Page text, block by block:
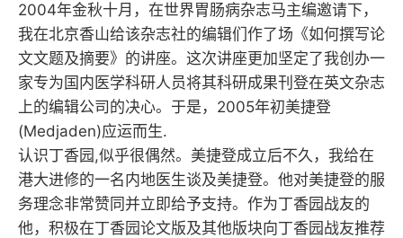
2004年金秋十月，在世界胃肠病杂志马主编邀请下，
我在北京香山给该杂志社的编辑们作了场《如何撰写论
文文题及摘要》的讲座。这次讲座更加坚定了我创办一
家专为国内医学科研人员将其科研成果刊登在英文杂志
上的编辑公司的决心。于是，2005年初美捷登
(Medjaden)应运而生.
认识丁香园,似乎很偶然。美捷登成立后不久，我给在
港大进修的一名内地医生谈及美捷登。他对美捷登的服
务理念非常赞同并立即给予支持。作为丁香园战友的
他，积极在丁香园论文版及其他版块向丁香园战友推荐